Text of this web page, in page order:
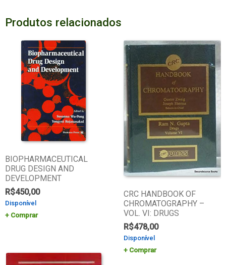
Produtos relacionados
BIOPHARMACEUTICAL
DRUG DESIGN AND
DEVELOPMENT
R$450,00
Disponível
Comprar
CRC HANDBOOK OF
CHROMATOGRAPHY –
VOL. VI: DRUGS
R$478,00
Disponível
Comprar